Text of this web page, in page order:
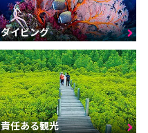
ダイビング
責任ある観光